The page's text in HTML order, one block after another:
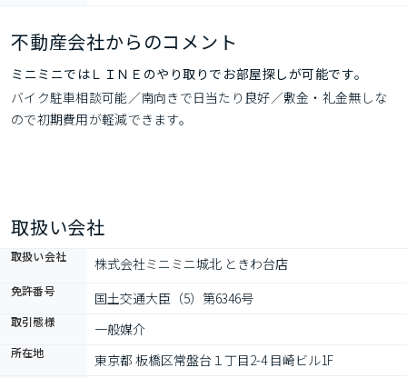
不動産会社からのコメント
ミニミニではＬＩＮＥのやり取りでお部屋探しが可能です。
バイク駐車相談可能／南向きで日当たり良好／敷金・礼金無しな
ので初期費用が軽減できます。
取扱い会社
取扱い会社 株式会社ミニミニ城北 ときわ台店
免許番号 国土交通大臣（5）第6346号
取引態様 一般媒介
所在地 東京都 板橋区常盤台１丁目2-4 目崎ビル1F